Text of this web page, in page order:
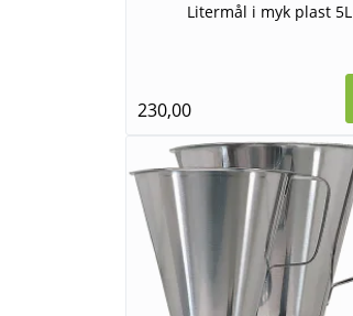
Litermål i myk plast 5L
230,00